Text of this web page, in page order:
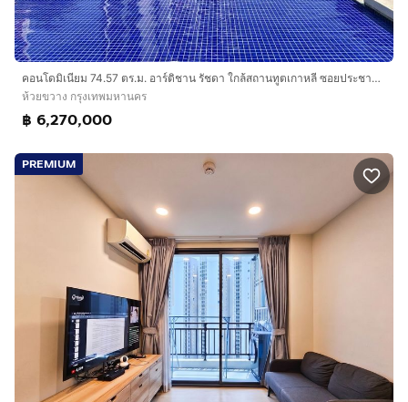
โรงละครสยามนิรมิต 750 ม.
Cyber World Tower 1.2 กม.
ศูนย์วัฒนธรรมไทย 2 กม.
The Street รัชดา 2.3 กม.
เอสพลานาด รัชดาภิเษก 3.2 กม.
ตลาดนัดรถไฟ 3.3 กม.
Fortune Town 3.4 กม.
Central พระราม 9 3.7 กม.
Belle Rama 9 4.1 กม.
บุญถาวร รัชดาภิเษก 4.8 กม.
ตลาดโชคชัย 4 6.6 กม.
รพ.พระราม 9 3.2 กม.
รพ.ปิยะเวท 3.5 กม.
รพ.บำรุงราษฎร์ 5.6 กม.
รพ.กรุงเทพ 6.3 กม.
สถานศึกษา
คอนโดมิเนียม 74.57 ตร.ม. อาร์ติชาน รัชดา ใกล้สถานทูตเกาหลี ซอยประชาอุทิศ24 ถนนประชาอุทิศ ถนนรัชดาภิเษก เขตห้วยขวาง กรุงเทพมหานคร
ห้วยขวาง กรุงเทพมหานคร
฿ 6,270,000
PREMIUM